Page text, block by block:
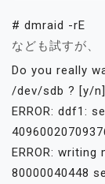
# dmraid -rE
なども試すが、
Do you really
/dev/sdb ? [y/
ERROR: ddf1:
ERROR:
80000040448